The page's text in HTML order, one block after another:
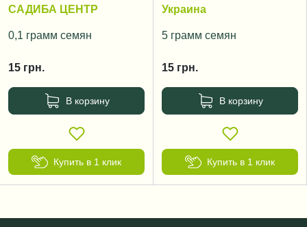
САДИБА ЦЕНТР
0,1 грамм семян
15 грн.
В корзину
Купить в 1 клик
Украина
5 грамм семян
15 грн.
В корзину
Купить в 1 клик